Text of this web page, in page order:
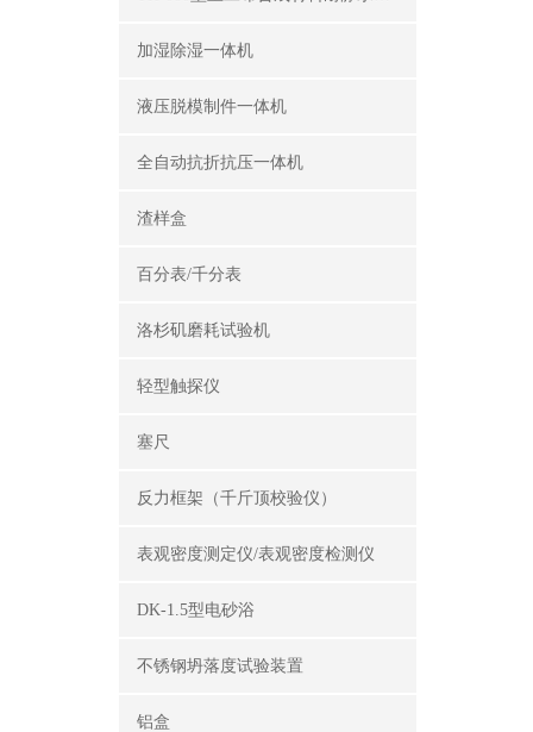
加湿除湿一体机
液压脱模制件一体机
全自动抗折抗压一体机
渣样盒
百分表/千分表
洛杉矶磨耗试验机
轻型触探仪
塞尺
反力框架（千斤顶校验仪）
表观密度测定仪/表观密度检测仪
DK-1.5型电砂浴
不锈钢坍落度试验装置
铝盒